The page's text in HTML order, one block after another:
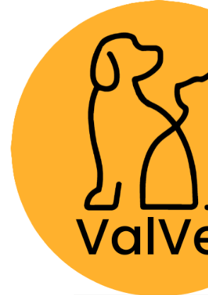
Despacho GRATIS por
$89.990(Válido desde
Lagos)
Home Farmacia Veterinaria
Protector Solar 50 SPF para